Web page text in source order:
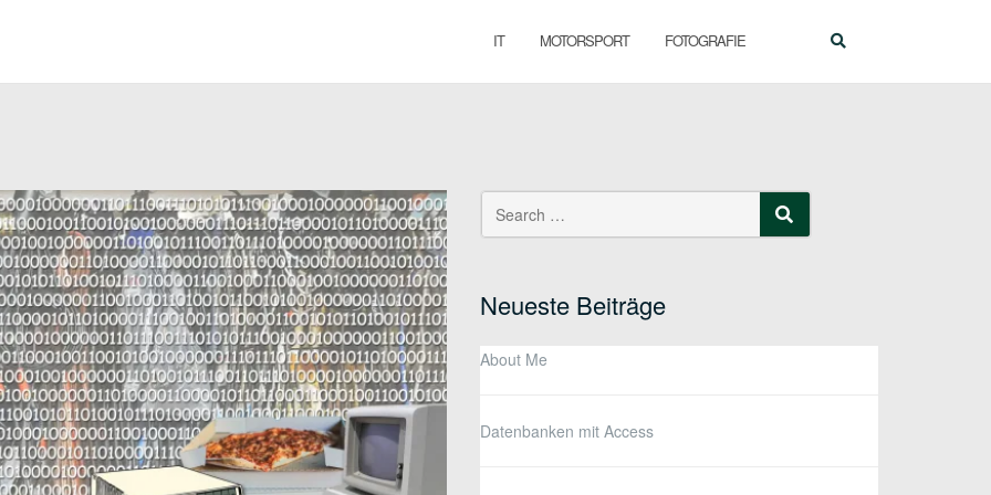
IT MOTORSPORT FOTOGRAFIE
Search
for:
SEARCH
Neueste Beiträge
About Me
Datenbanken mit Access